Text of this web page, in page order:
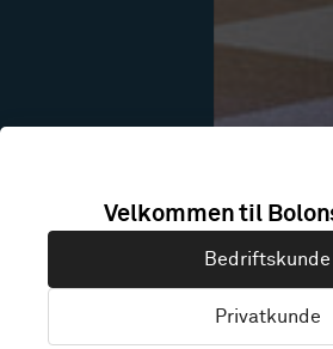
Velkommen til
Bedriftskunde
Privatkunde